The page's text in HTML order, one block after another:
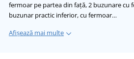
fermoar pe partea din față, 2 buzunare cu
buzunar practic inferior, cu fermoar…
Afișează mai multe